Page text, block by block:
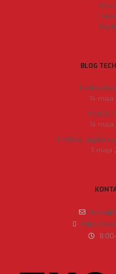
BLOG
14 maja
FortiOS
14 maja
FortiMail
7 maja
https://